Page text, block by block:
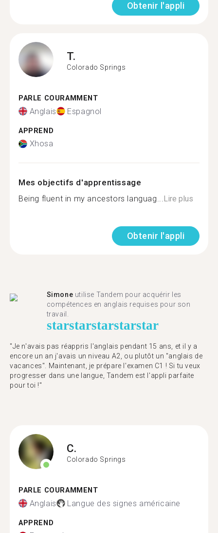
Obtenir l'appli
T.
Colorado Springs
PARLE COURAMMENT
Anglais Espagnol
APPREND
Xhosa
Mes objectifs d'apprentissage
Being fluent in my ancestors languag...Lire plus
Obtenir l'appli
Simone utilise Tandem pour acquérir les
compétences en anglais requises pour son
travail.
starstarstarstarstar
"Je n'avais pas réappris l'anglais pendant 15 ans, et il y a
encore un an j'avais un niveau A2, ou plutôt un "anglais de
vacances". Maintenant, je prépare l'examen C1 ! Si tu veux
progresser dans une langue, Tandem est l'appli parfaite
pour toi !"
C.
Colorado Springs
PARLE COURAMMENT
Anglais Langue des signes américaine
APPREND